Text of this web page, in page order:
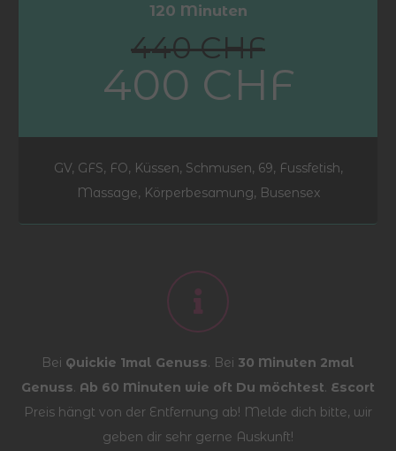
120 Minuten
440 CHF
400 CHF
GV, GFS, FO, Küssen, Schmusen, 69, Fussfetish,
Massage, Körperbesamung, Busensex
Bei Quickie 1mal Genuss. Bei 30 Minuten 2mal
Genuss. Ab 60 Minuten wie oft Du möchtest. Escort
Preis hängt von der Entfernung ab! Melde dich bitte, wir
geben dir sehr gerne Auskunft!